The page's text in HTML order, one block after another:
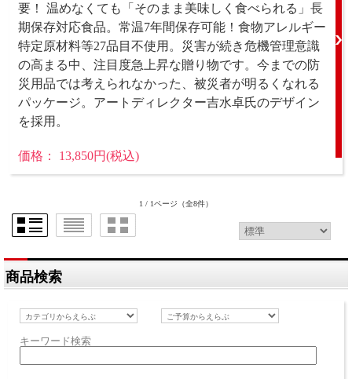
要！ 温めなくても「そのまま美味しく食べられる」長
期保存対応食品。常温7年間保存可能！食物アレルギー
特定原材料等27品目不使用。災害が続き危機管理意識
の高まる中、注目度急上昇な贈り物です。今までの防
災用品では考えられなかった、被災者が明るくなれる
パッケージ。アートディレクター吉水卓氏のデザイン
を採用。
価格： 13,850円(税込)
1 / 1ページ （全8件）
商品検索
キーワード検索